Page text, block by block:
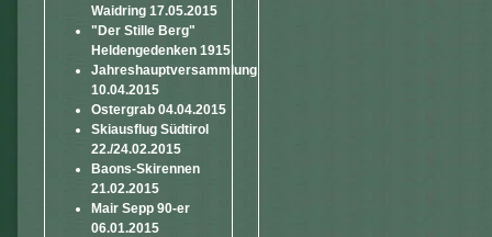
Waidring 17.05.2015
"Der Stille Berg"
Heldengedenken 1915
Jahreshauptversammlung
10.04.2015
Ostergrab 04.04.2015
Skiausflug Südtirol
22./24.02.2015
Baons-Skirennen
21.02.2015
Mair Sepp 90-er
06.01.2015